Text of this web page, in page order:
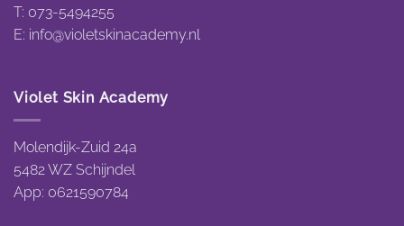
T: 073-5494255
E: info@violetskinacademy.nl
Violet Skin Academy
Molendijk-Zuid 24a
5482 WZ Schijndel
App: 0621590784